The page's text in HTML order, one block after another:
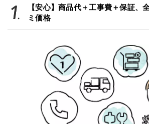
【安心】商品代＋工事費＋保証、
ミ価格